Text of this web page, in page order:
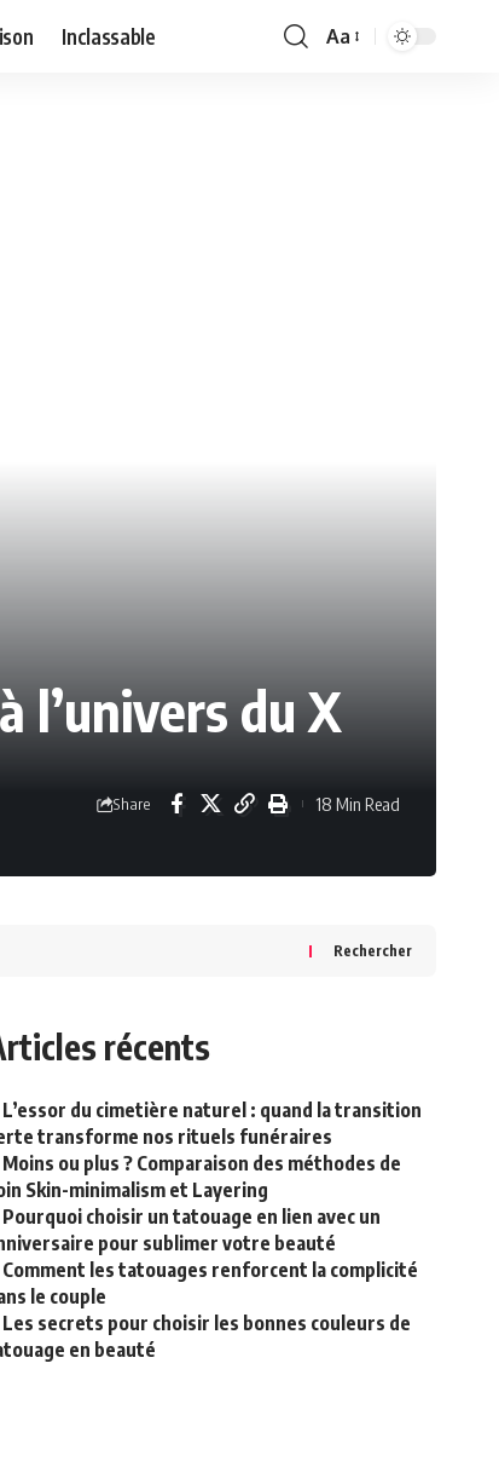
Inclassable
Font
Aa
l’univers du X
Share 18 Min Read
Rechercher
récents
L’essor du cimetière naturel : quand la transition
transforme nos rituels funéraires
Moins ou plus ? Comparaison des méthodes de
Skin-minimalism et Layering
Pourquoi choisir un tatouage en lien avec un
pour sublimer votre beauté
Comment les tatouages renforcent la complicité
le couple
Les secrets pour choisir les bonnes couleurs de
en beauté